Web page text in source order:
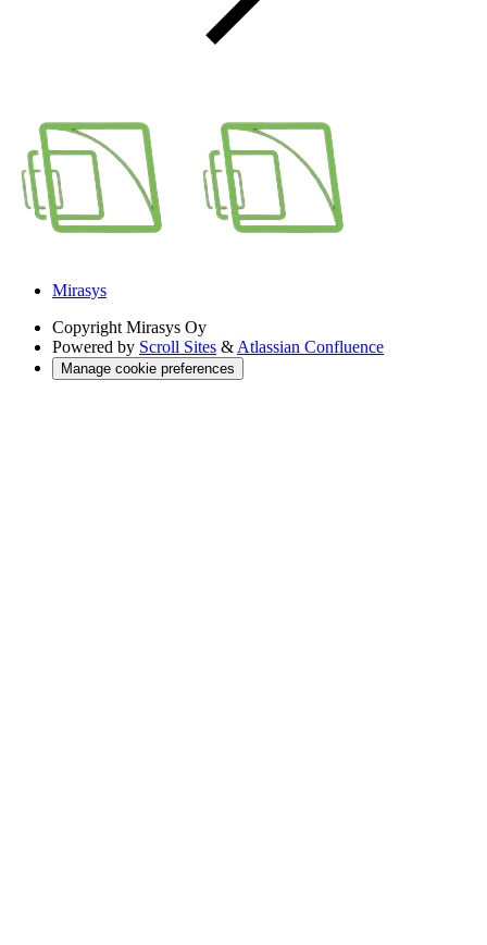
Mirasys
Copyright Mirasys Oy
Powered by Scroll Sites & Atlassian Confluence
Manage cookie preferences